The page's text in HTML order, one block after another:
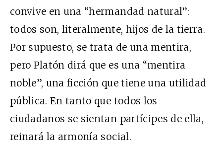
convive en una “hermandad natural”:
todos son, literalmente, hijos de la tierra.
Por supuesto, se trata de una mentira,
pero Platón dirá que es una “mentira
noble”, una ficción que tiene una utilidad
pública. En tanto que todos los
ciudadanos se sientan partícipes de ella,
reinará la armonía social.